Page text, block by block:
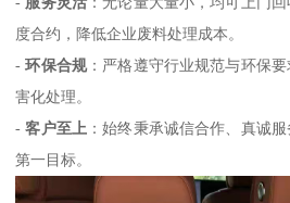
度合约，降低企业废料处理成本。
-环保合规：严格遵守行业规范与环保
害化处理。
-客户至上 ：始终秉承诚信合作、真诚
第一目标。